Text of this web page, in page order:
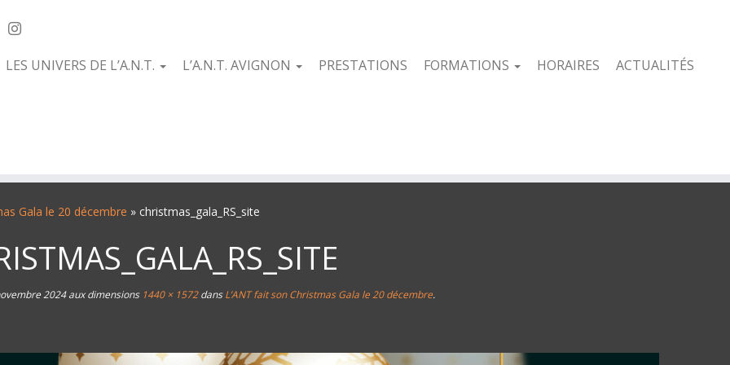
LES UNIVERS DE L’A.N.T. L’A.N.T. AVIGNON PRESTATIONS FORMATIONS HORAIRES
ACTUALITÉS
Gala le 20 décembre » christmas_gala_RS_site
2024aux dimensions1440 × 1572dansL’ANT fait son Christmas Gala le 20 décembre.